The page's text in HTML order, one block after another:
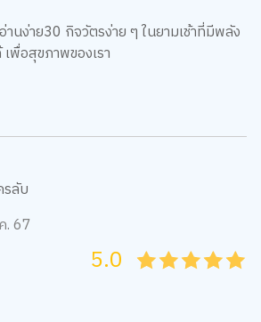
นง่าย30 กิจวัตรง่าย ๆ ในยามเช้าที่มีพลัง
พื่อสุขภาพของเรา
ลับ
. 67
45
4
35
3
25
2
15
1
05
5.0